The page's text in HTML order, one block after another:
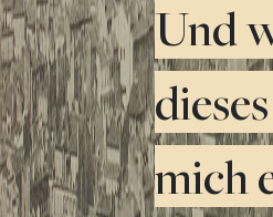
Und
mich